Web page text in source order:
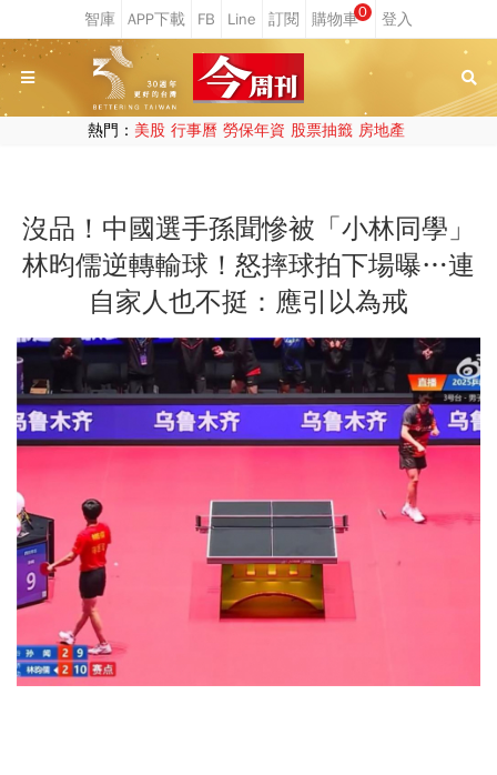
0
熱門： 美股 行事曆 勞保年資 股票抽籤 房地產
沒品！中國選手孫聞慘被「小林同學」
林昀儒逆轉輸球！怒摔球拍下場曝…連
自家人也不挺：應引以為戒